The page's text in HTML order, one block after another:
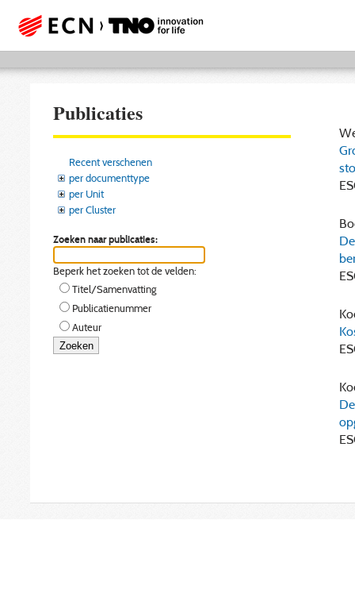
Publicaties
Recent verschenen
per documenttype
per Unit
per Cluster
Zoeken naar publicaties:
Beperk het zoeken tot de velden:
Titel/Samenvatting
Publicatienummer
Auteur